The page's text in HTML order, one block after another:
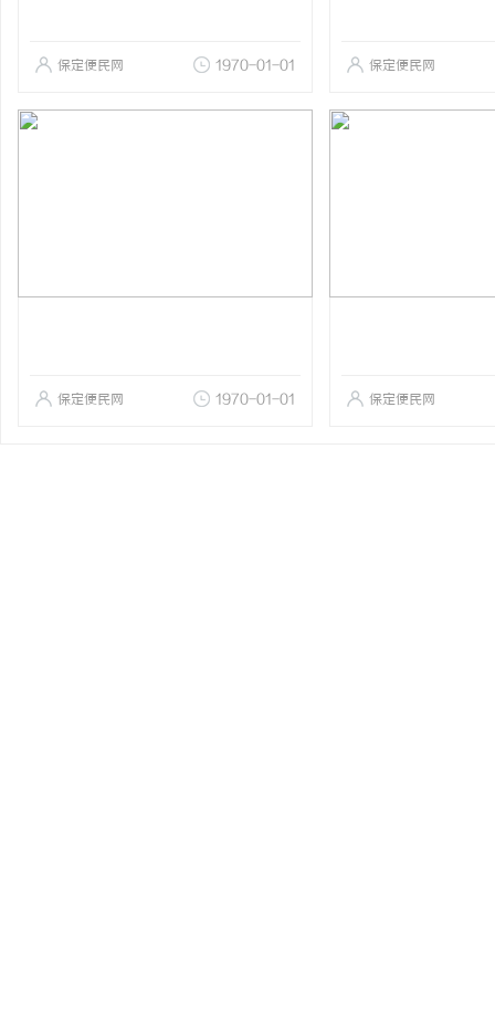
保定便民网 1970-01-01 保定便民网
保定便民网 1970-01-01 保定便民网